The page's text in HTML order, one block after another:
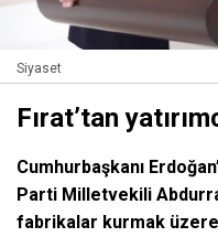
Siyaset
Fırat’tan
Cumhurbaşkanı
Parti Milletvekili
fabrikalar kurmak